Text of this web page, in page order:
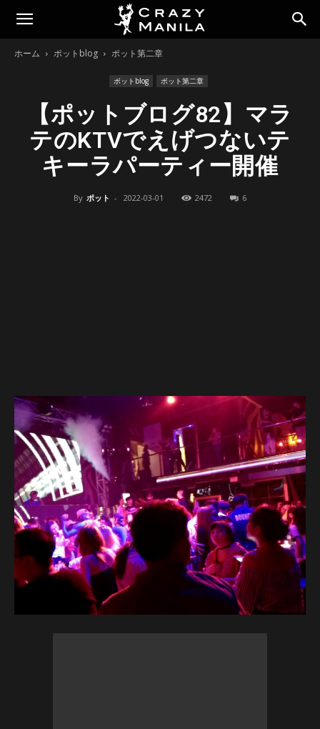
ホーム ポットblog ポット第二章
ポットblog ポット第二章
【ポットブログ82】マラ
テのKTVでえげつないテ
キーラパーティー開催
By ポット - 2022-03-01 2472 6